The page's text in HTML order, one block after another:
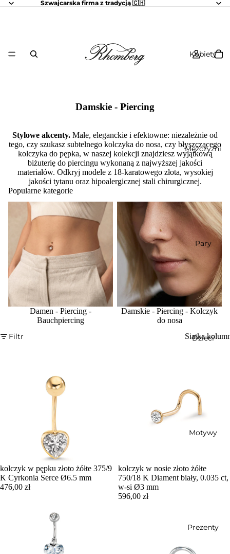
Szwajcarska firma z tradycją 🇨🇭
Kobiety
Mężczyźni
Pary
Dzieci
Motywy
Prezenty
Damskie - Piercing
Stylowe akcenty. Małe, eleganckie i efektowne: niezależnie od
tego, czy szukasz subtelnego kolczyka do nosa, czy błyszczącego
kolczyka do pępka, w naszej kolekcji znajdziesz wyjątkową
biżuterię do piercingu wykonaną z najwyższej jakości
materiałów. Odkryj modele z 18-karatowego złota, wysokiej
jakości tytanu oraz hipoalergicznej stali chirurgicznej.
Popularne kategorie
Damen - Piercing -
Bauchpiercing
Damen - Piercing -
Bauchpiercing
Damskie - Piercing - Kolczyk
Damskie - Piercing - Kolczyk
do nosa
Filtr Siatka
kolczyk w pępku złoto żółte 375/9
K Cyrkonia Serce Ø6.5 mm
476,00 zł
kolczyk w nosie złoto żółte
750/18 K Diament biały, 0.035 ct,
w-si Ø3 mm
596,00 zł